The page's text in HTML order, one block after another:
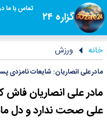
گزاره ۲۴
تماس با ما
خانه ورزش
مادر علی انصاریان: شایعات
مادر علی انصاریان فاش
علی صحت ندارد و دل